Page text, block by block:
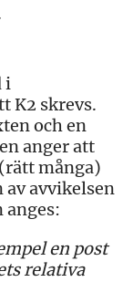
i
K2 skrevs.
och en
anger att
många)
av avvikelsen
en post
relativa